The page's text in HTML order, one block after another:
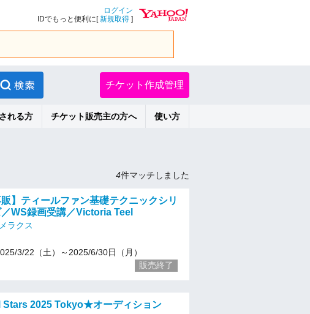
ログイン
IDでもっと便利に[新規取得 ]
チケット作成管理
れる方 チケット販売主の方へ 使い方
4件マッチしました
販】ティールファン基礎テクニックシリ
WS録画受講／Victoria Teel
ラクス
3/22（土）～2025/6/30日（月）
販売終了
Stars 2025 Tokyo★オーディション